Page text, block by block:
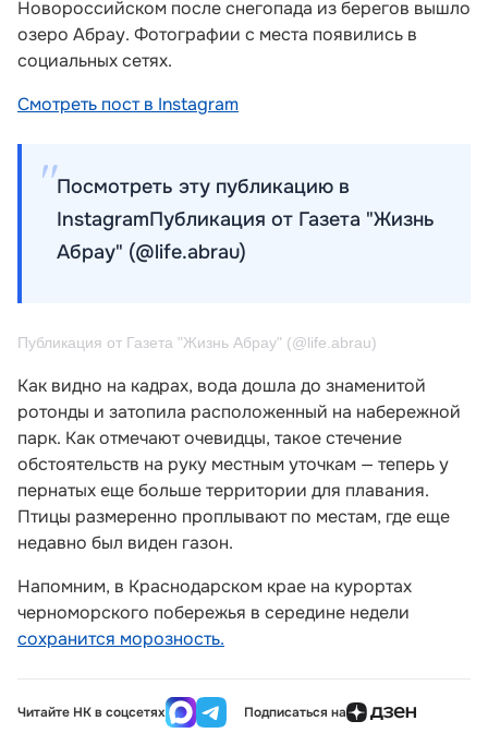
Новороссийском после снегопада из берегов вышло
озеро Абрау. Фотографии с места появились в
социальных сетях.
Смотреть пост в Instagram
Посмотреть эту публикацию в
InstagramПубликация от Газета "Жизнь
Абрау" (@life.abrau)
Публикация от Газета "Жизнь Абрау" (@life.abrau)
Как видно на кадрах, вода дошла до знаменитой
ротонды и затопила расположенный на набережной
парк. Как отмечают очевидцы, такое стечение
обстоятельств на руку местным уточкам — теперь у
пернатых еще больше территории для плавания.
Птицы размеренно проплывают по местам, где еще
недавно был виден газон.
Напомним, в Краснодарском крае на курортах
черноморского побережья в середине недели
сохранится морозность.
Читайте НК в соцсетях Подписаться на